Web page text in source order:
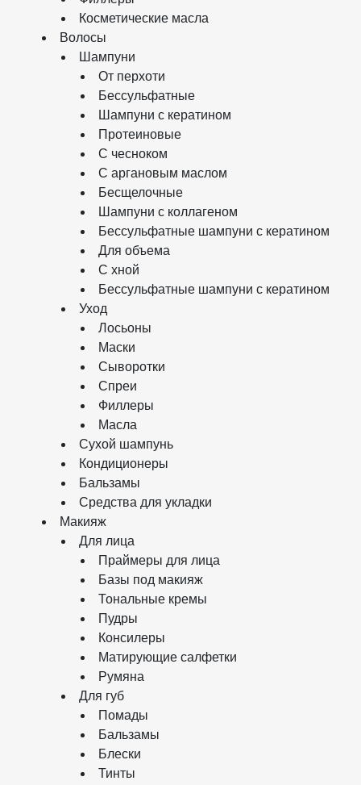
Косметические масла
Волосы
Шампуни
От перхоти
Бессульфатные
Шампуни с кератином
Протеиновые
С чесноком
С аргановым маслом
Бесщелочные
Шампуни с коллагеном
Бессульфатные шампуни с кератином
Для объема
С хной
Бессульфатные шампуни с кератином
Уход
Лосьоны
Маски
Сыворотки
Спреи
Филлеры
Масла
Сухой шампунь
Кондиционеры
Бальзамы
Средства для укладки
Макияж
Для лица
Праймеры для лица
Базы под макияж
Тональные кремы
Пудры
Консилеры
Матирующие салфетки
Румяна
Для губ
Помады
Бальзамы
Блески
Тинты